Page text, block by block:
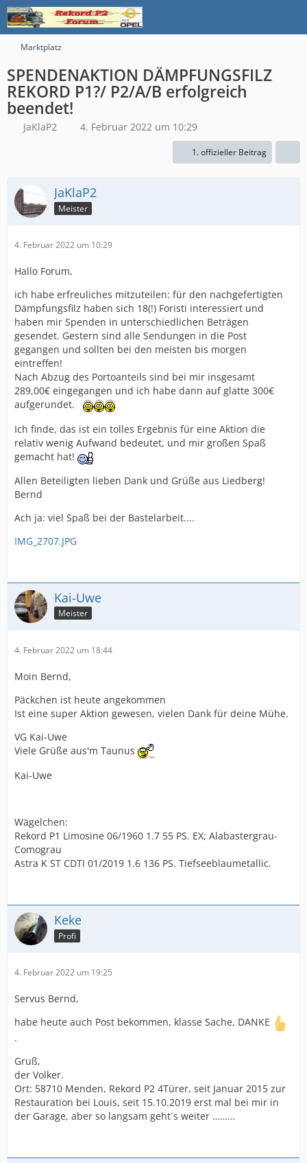
Marktplatz
SPENDENAKTION DÄMPFUNGSFILZ
REKORD P1?/ P2/A/B erfolgreich
beendet!
JaKlaP2 4. Februar 2022 um 10:29
1. offizieller Beitrag
JaKlaP2
Meister
4. Februar 2022 um 10:29
Hallo Forum,
ich habe erfreuliches mitzuteilen: für den nachgefertigten
Dämpfungsfilz haben sich 18(!) Foristi interessiert und
haben mir Spenden in unterschiedlichen Beträgen
gesendet. Gestern sind alle Sendungen in die Post
gegangen und sollten bei den meisten bis morgen
eintreffen!
Nach Abzug des Portoanteils sind bei mir insgesamt
289,00€ eingegangen und ich habe dann auf glatte 300€
aufgerundet.
Ich finde, das ist ein tolles Ergebnis für eine Aktion die
relativ wenig Aufwand bedeutet, und mir großen Spaß
gemacht hat!
Allen Beteiligten lieben Dank und Grüße aus Liedberg!
Bernd
Ach ja: viel Spaß bei der Bastelarbeit....
IMG_2707.JPG
Kai-Uwe
Meister
4. Februar 2022 um 18:44
Moin Bernd,
Päckchen ist heute angekommen
Ist eine super Aktion gewesen, vielen Dank für deine Mühe.
VG Kai-Uwe
Viele Grüße aus'm Taunus
Kai-Uwe
Wägelchen:
Rekord P1 Limosine 06/1960 1.7 55 PS. EX; Alabastergrau-
Comograu
Astra K ST CDTI 01/2019 1.6 136 PS. Tiefseeblaumetallic.
Keke
Profi
4. Februar 2022 um 19:25
Servus Bernd,
habe heute auch Post bekommen, klasse Sache, DANKE
.
Gruß,
der Volker.
Ort: 58710 Menden, Rekord P2 4Türer, seit Januar 2015 zur
Restauration bei Louis, seit 15.10.2019 erst mal bei mir in
der Garage, aber so langsam geht´s weiter ………